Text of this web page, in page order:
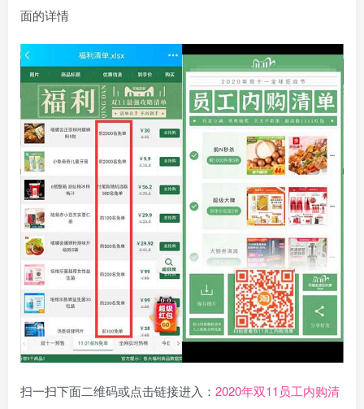
面的详情
扫一扫下面二维码或点击链接进入： 2020年双11员工内购清